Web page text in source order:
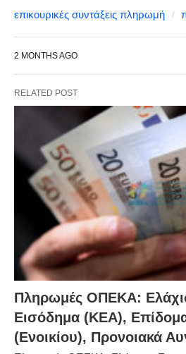
επικουρικές συντάξεις πληρωμή
2 MONTHS AGO
RELATED POST
Πληρωμές ΟΠΕΚΑ:
Εισόδημα (ΚΕΑ),
(Ενοικίου), Προνοιακά